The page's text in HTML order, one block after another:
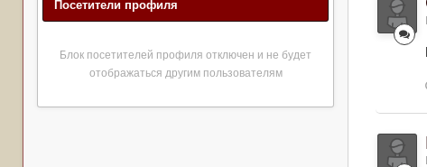
Посетители профиля
Блок посетителей профиля отключен и не будет
отображаться другим пользователям